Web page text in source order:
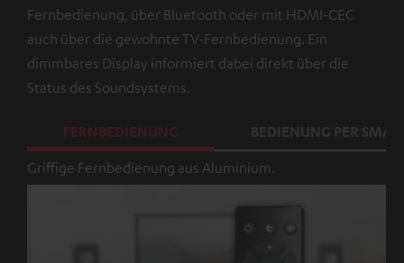
Fernbedienung, über Bluetooth oder mit HDMI-CEC
auch über die gewohnte TV-Fernbedienung. Ein
dimmbares Display informiert dabei direkt über die
Status des Soundsystems.
FERNBEDIENUNG
Griffige Fernbedienung aus Aluminium.